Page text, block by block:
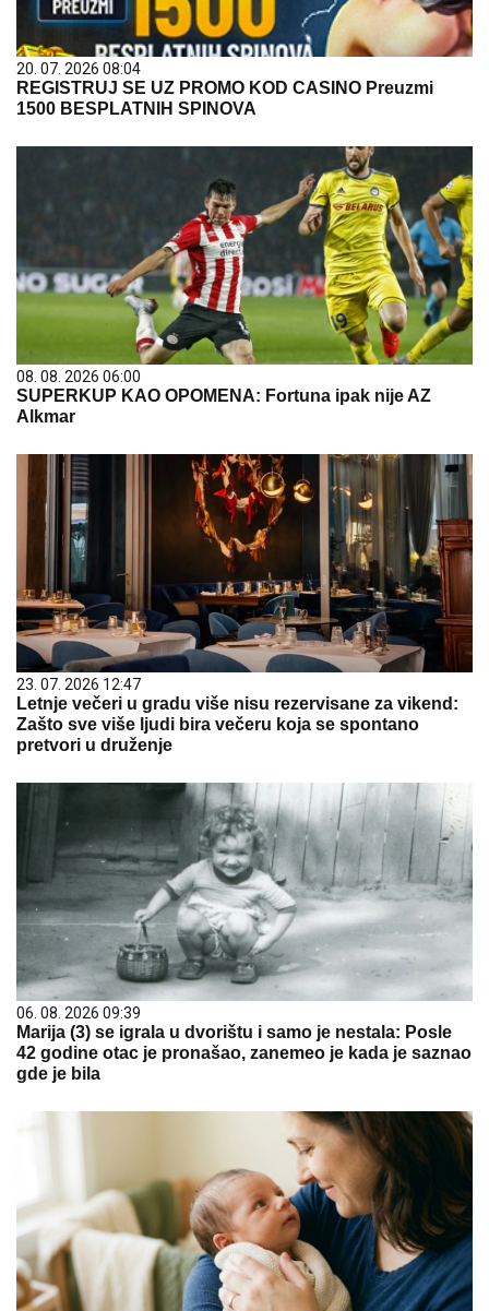
20. 07. 2026 08:04
REGISTRUJ SE UZ PROMO KOD CASINO Preuzmi
1500 BESPLATNIH SPINOVA
08. 08. 2026 06:00
SUPERKUP KAO OPOMENA: Fortuna ipak nije AZ
Alkmar
23. 07. 2026 12:47
Letnje večeri u gradu više nisu rezervisane za vikend:
Zašto sve više ljudi bira večeru koja se spontano
pretvori u druženje
06. 08. 2026 09:39
Marija (3) se igrala u dvorištu i samo je nestala: Posle
42 godine otac je pronašao, zanemeo je kada je saznao
gde je bila